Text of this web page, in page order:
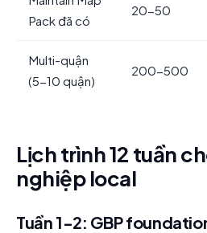
Pack đã có
20-50
Multi-quận
(5-10 quận)
200-500
Lịch trình 12 tuần
nghiệp local
Tuần 1-2: GBP